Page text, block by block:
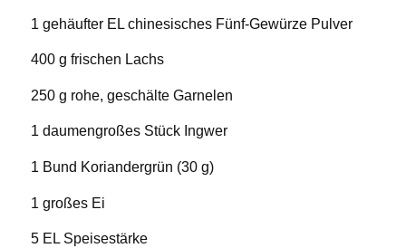
1 gehäufter EL chinesisches Fünf-Gewürze Pulver
400 g frischen Lachs
250 g rohe, geschälte Garnelen
1 daumengroßes Stück Ingwer
1 Bund Koriandergrün (30 g)
1 großes Ei
5 EL Speisestärke